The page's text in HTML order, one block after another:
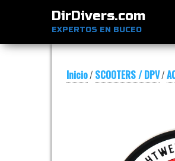
DirDivers.com
EXPERTOS EN BUCEO
Inicio/ SCOOTERS / DPV/